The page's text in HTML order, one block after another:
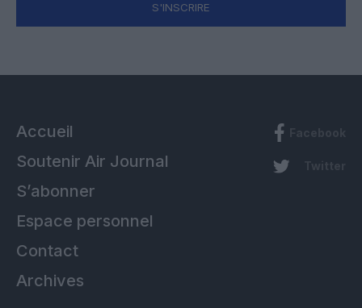
S'INSCRIRE
Accueil
Soutenir Air Journal
S’abonner
Espace personnel
Contact
Archives